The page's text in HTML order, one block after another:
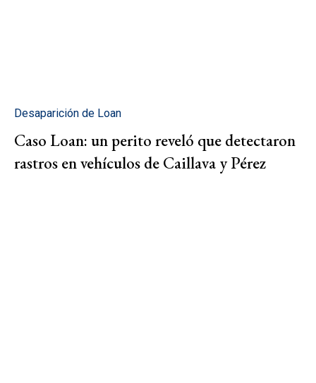
Desaparición de Loan
Caso Loan: un perito reveló que detectaron
rastros en vehículos de Caillava y Pérez